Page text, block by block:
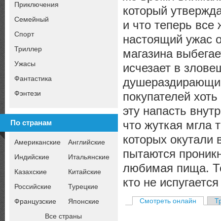
Приключения
Семейный
Спорт
Триллер
Ужасы
Фантастика
Фэнтези
По странам
Американские
Английские
Индийские
Итальянские
Казахские
Китайские
Российские
Турецкие
Французские
Японские
Все страны
который
и что теперь все
настоящий ужас
магазина
исчезает в
покупателей
эту напасть
что жуткая мгла
которых
пытаются
любимая пища.
кто не
Смотреть онлайн